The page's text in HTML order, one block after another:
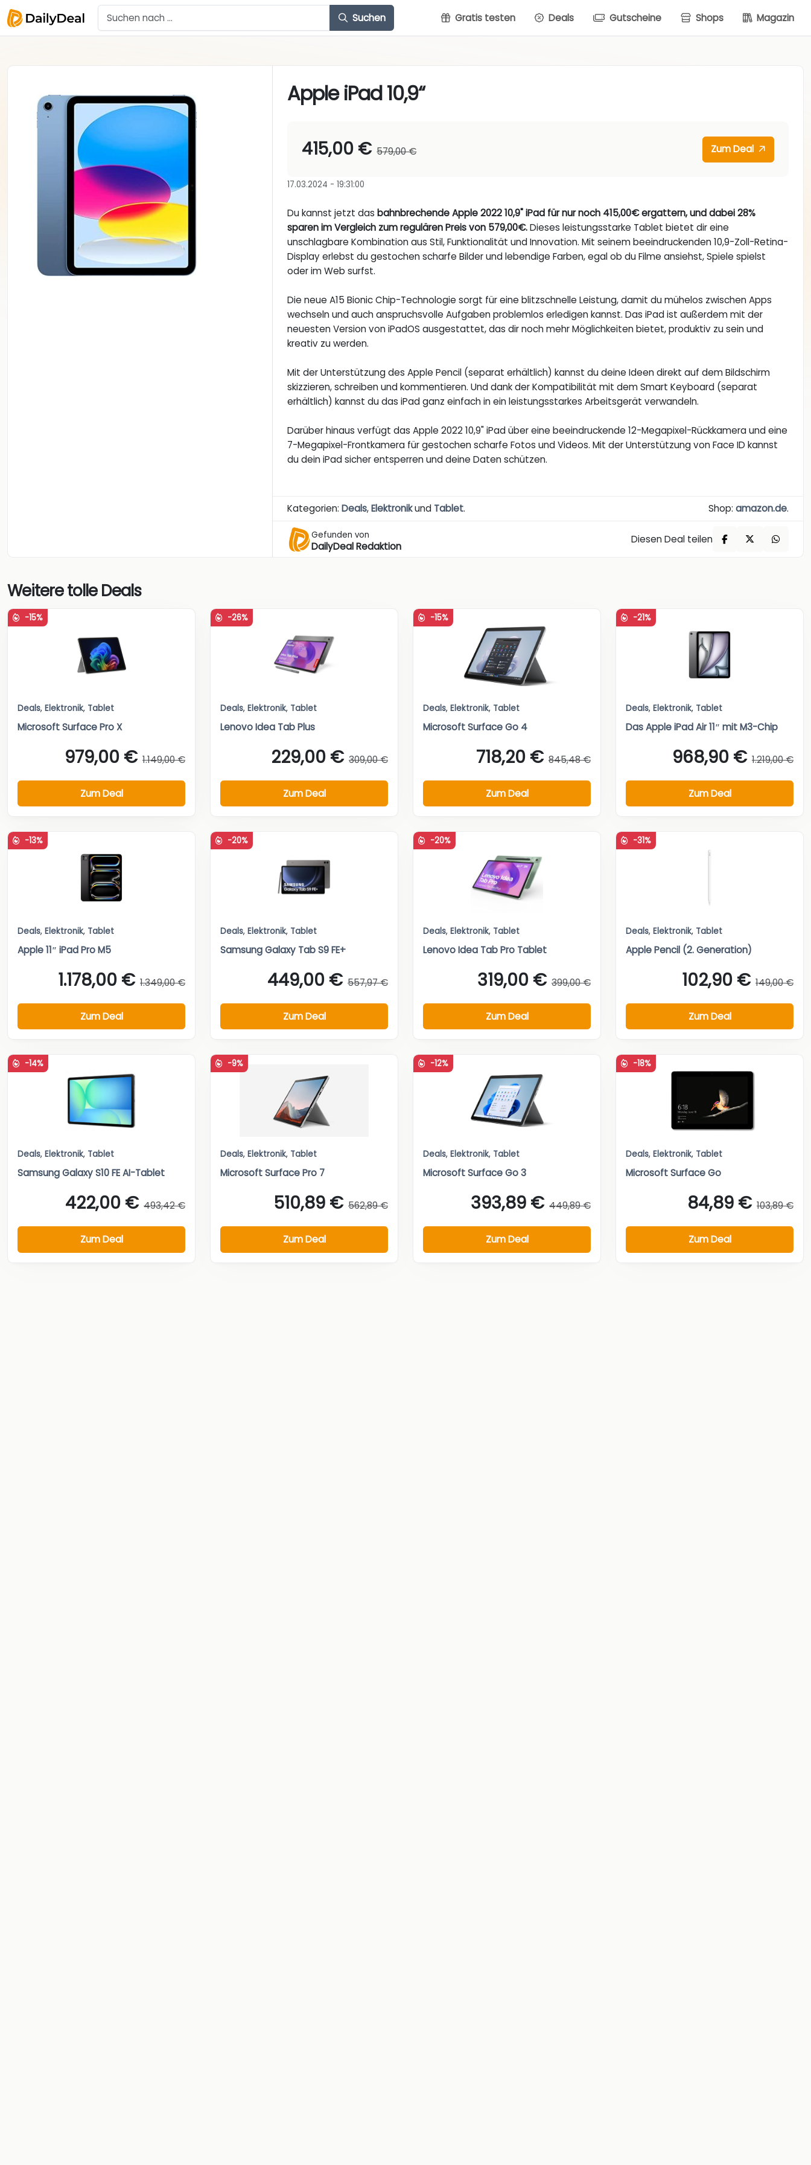
Suchen Gratis testen Deals Gutscheine Shops Magazin
Apple iPad 10,9“
415,00 € 579,00 € Zum Deal
17.03.2024 - 19:31:00
Du kannst jetzt dasbahnbrechende Apple 2022 10,9" iPad für nur noch 415,00€ ergattern, und dabei 28%
sparen im Vergleich zum regulären Preis von 579,00€.Dieses leistungsstarke Tablet bietet dir eine
unschlagbare Kombination aus Stil, Funktionalität und Innovation. Mit seinem beeindruckenden 10,9-Zoll-Retina-
Display erlebst du gestochen scharfe Bilder und lebendige Farben, egal ob du Filme ansiehst, Spiele spielst
oder im Web surfst.
Die neue A15 Bionic Chip-Technologie sorgt für eine blitzschnelle Leistung, damit du mühelos zwischen Apps
wechseln und auch anspruchsvolle Aufgaben problemlos erledigen kannst. Das iPad ist außerdem mit der
neuesten Version von iPadOS ausgestattet, das dir noch mehr Möglichkeiten bietet, produktiv zu sein und
kreativ zu werden.
Mit der Unterstützung des Apple Pencil (separat erhältlich) kannst du deine Ideen direkt auf dem Bildschirm
skizzieren, schreiben und kommentieren. Und dank der Kompatibilität mit dem Smart Keyboard (separat
erhältlich) kannst du das iPad ganz einfach in ein leistungsstarkes Arbeitsgerät verwandeln.
Darüber hinaus verfügt das Apple 2022 10,9" iPad über eine beeindruckende 12-Megapixel-Rückkamera und eine
7-Megapixel-Frontkamera für gestochen scharfe Fotos und Videos. Mit der Unterstützung von Face ID kannst
du dein iPad sicher entsperren und deine Daten schützen.
Kategorien:Deals,Elektronikund Tablet. Shop: amazon.de.
Gefunden von
DailyDeal Redaktion
Diesen Deal teilen
Weitere tolle Deals
-15%
Deals, Elektronik, Tablet
Microsoft Surface Pro X
979,00 € 1.149,00 €
Zum Deal
-26%
Deals, Elektronik, Tablet
Lenovo Idea Tab Plus
229,00 € 309,00 €
Zum Deal
-15%
Deals, Elektronik, Tablet
Microsoft Surface Go 4
718,20 € 845,48 €
Zum Deal
-21%
Deals, Elektronik, Tablet
Das Apple iPad Air 11″ mit M3-Chip
968,90 € 1.219,00 €
Zum Deal
-13%
Deals, Elektronik, Tablet
Apple 11″ iPad Pro M5
1.178,00 € 1.349,00 €
Zum Deal
-20%
Deals, Elektronik, Tablet
Samsung Galaxy Tab S9 FE+
449,00 € 557,97 €
Zum Deal
-20%
Deals, Elektronik, Tablet
Lenovo Idea Tab Pro Tablet
319,00 € 399,00 €
Zum Deal
-31%
Deals, Elektronik, Tablet
Apple Pencil (2. Generation)
102,90 € 149,00 €
Zum Deal
-14%
Deals, Elektronik, Tablet
Samsung Galaxy S10 FE AI-Tablet
422,00 € 493,42 €
Zum Deal
-9%
Deals, Elektronik, Tablet
Microsoft Surface Pro 7
510,89 € 562,89 €
Zum Deal
-12%
Deals, Elektronik, Tablet
Microsoft Surface Go 3
393,89 € 449,89 €
Zum Deal
-18%
Deals, Elektronik, Tablet
Microsoft Surface Go
84,89 € 103,89 €
Zum Deal